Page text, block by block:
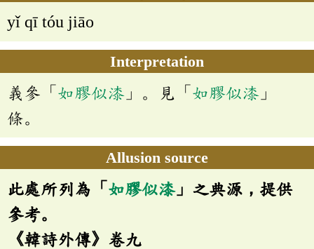
yǐ qī tóu jiāo
Interpretation
義參「 如膠似漆 」。見「 如膠似漆 」
條。
Allusion source
此處所列為「 如膠似漆」之典源，提供
參考。
《韓詩外傳》卷九